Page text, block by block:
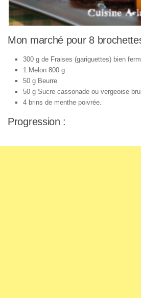
Mon marché pour 8
300 g de Fraises (gariguettes) bien
1 Melon 800 g
50 g Beurre
50 g Sucre cassonade ou vergeoise
4 brins de menthe poivrée.
Progression :